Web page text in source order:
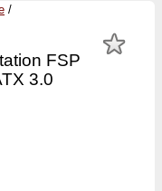
/
FSP
3.0